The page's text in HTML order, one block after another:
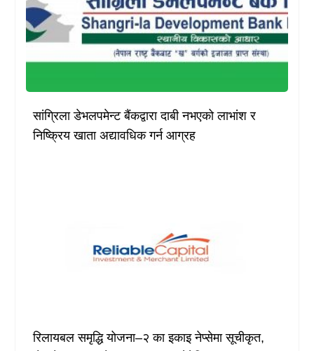
सांग्रिला डेभलपमेन्ट बैंकद्वारा दाबी नभएको लाभांश र
निष्क्रिय खाता अद्यावधिक गर्न आग्रह
रिलायबल समृद्धि योजना–२ का इकाइ नेप्सेमा सूचीकृत,